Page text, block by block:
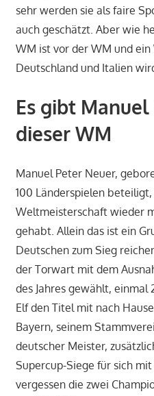
sehr werden sie als faire
auch geschätzt. Aber wie
WM ist vor der WM und
Deutschland und Italien
Es gibt
dieser WM
Manuel Peter Neuer,
100 Länderspielen
Weltmeisterschaft wieder
gehabt. Allein das ist ein
Deutschen zum Sieg
der Torwart mit dem
des Jahres gewählt, einmal
Elf den Titel mit nach
Bayern, seinem
deutscher Meister,
Supercup-Siege für sich
vergessen die zwei